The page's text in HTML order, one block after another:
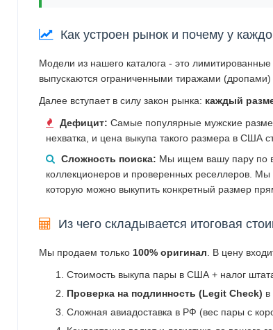
Как устроен рынок и почему у
Модели из нашего каталога - это
выпускаются ограниченными тиражами
Далее вступает в силу закон рынка: каждый
Дефицит: Самые популярные мужские
нехватка, и цена выкупа такого размера в США
Сложность поиска: Мы ищем вашу пару по
коллекционеров и проверенных реселлеров.
которую можно выкупить конкретный размер
Из чего складывается итоговая
Мы продаем только 100% оригинал . В цену
Стоимость выкупа пары в США + налог
Проверка на подлинность (Legit Check) в
Сложная авиадоставка в РФ (вес пары с